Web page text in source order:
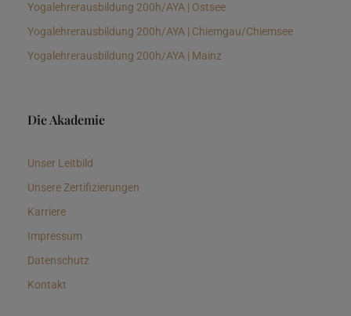
Yogalehrerausbildung 200h/AYA | Ostsee
Yogalehrerausbildung 200h/AYA | Chiemgau/Chiemsee
Yogalehrerausbildung 200h/AYA | Mainz
Die Akademie
Unser Leitbild
Unsere Zertifizierungen
Karriere
Impressum
Datenschutz
Kontakt